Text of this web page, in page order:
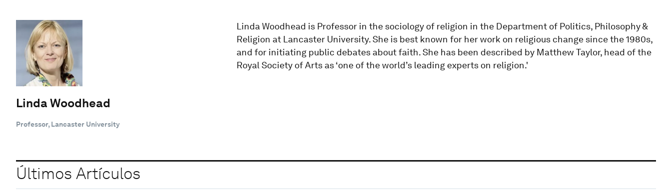
Linda Woodhead
Professor, Lancaster University
Linda Woodhead is Professor in the sociology of religion in the Department of Politics, Philosophy &
Religion at Lancaster University. She is best known for her work on religious change since the 1980s,
and for initiating public debates about faith. She has been described by Matthew Taylor, head of the
Royal Society of Arts as ‘one of the world’s leading experts on religion.'
Últimos Artículos